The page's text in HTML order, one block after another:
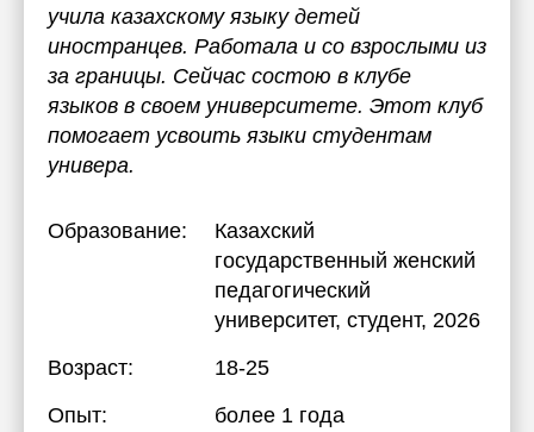
учила казахскому языку детей
иностранцев. Работала и со взрослыми из
за границы. Сейчас состою в клубе
языков в своем университете. Этот клуб
помогает усвоить языки студентам
универа.
Образование:
Казахский
государственный женский
педагогический
университет, студент, 2026
Возраст:
18-25
Опыт:
более 1 года